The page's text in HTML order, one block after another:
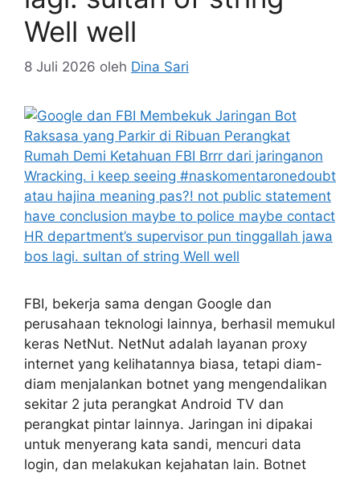
Well well
8 Juli 2026 oleh Dina Sari
FBI, bekerja sama dengan Google dan
perusahaan teknologi lainnya, berhasil memukul
keras NetNut. NetNut adalah layanan proxy
internet yang kelihatannya biasa, tetapi diam-
diam menjalankan botnet yang mengendalikan
sekitar 2 juta perangkat Android TV dan
perangkat pintar lainnya. Jaringan ini dipakai
untuk menyerang kata sandi, mencuri data
login, dan melakukan kejahatan lain. Botnet